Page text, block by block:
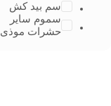
سم بید کش
سموم سایر
حشرات موذی